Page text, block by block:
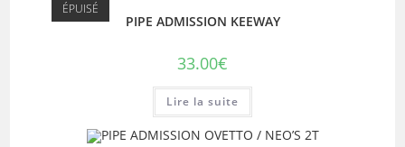
ÉPUISÉ
PIPE ADMISSION KEEWAY
33.00€
Lire la suite